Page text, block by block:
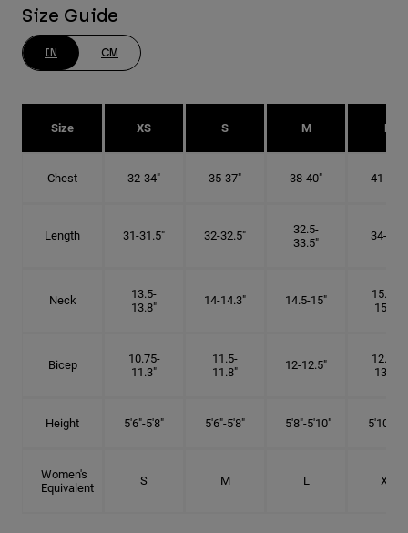
Size Guide
IN CM
Size XS S M L
Chest 32-34" 35-37" 38-40" 41-43"
Length 31-31.5" 32-32.5"
32.5-
33.5"
34-35"
Neck
13.5-
13.8"
14-14.3" 14.5-15"
15.25-
15.5"
Bicep
10.75-
11.3"
11.5-
11.8"
12-12.5"
12.75-
13.3"
Height 5'6"-5'8" 5'6"-5'8" 5'8"-5'10" 5'10"- 6'
Women's
Equivalent
S M L XL